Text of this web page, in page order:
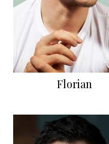
Florian